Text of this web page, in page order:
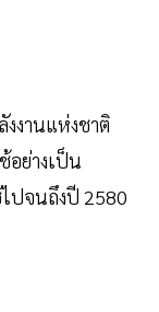
งานแห่งชาติ
อย่างเป็น
ปจนถึงปี 2580